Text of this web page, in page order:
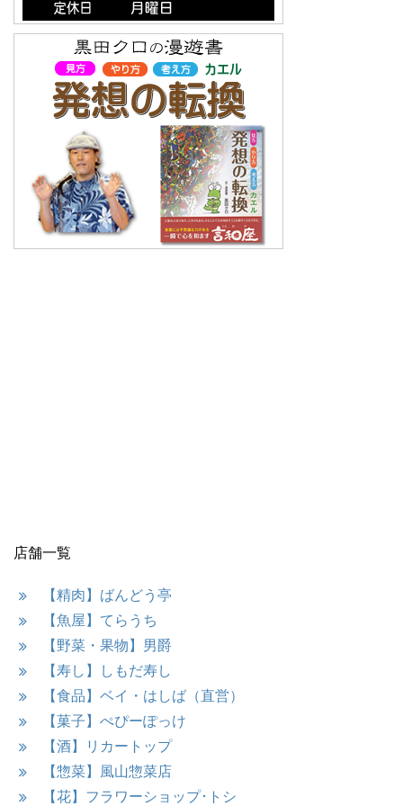
店舗一覧
【精肉】ばんどう亭
【魚屋】てらうち
【野菜・果物】男爵
【寿し】しもだ寿し
【食品】ベイ・はしば（直営）
【菓子】ぺぴーぽっけ
【酒】リカートップ
【惣菜】風山惣菜店
【花】フラワーショップ･トシ